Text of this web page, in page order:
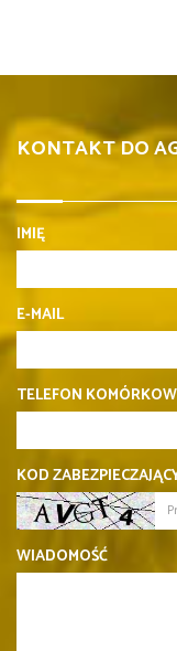
KONTAKT DO
IMIĘ
E-MAIL
TELEFON
KOD
WIADOMOŚĆ